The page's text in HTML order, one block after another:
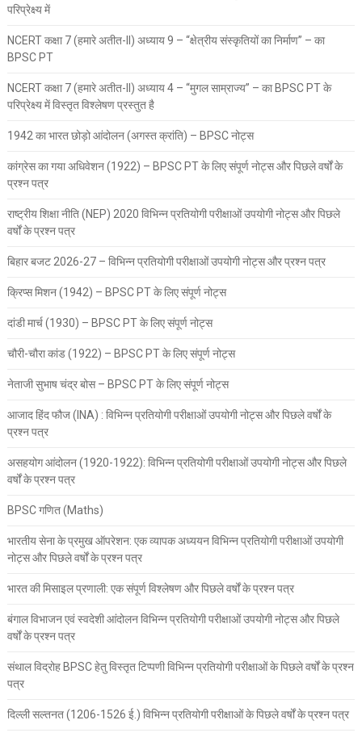
परिप्रेक्ष्य में
NCERT कक्षा 7 (हमारे अतीत-II) अध्याय 9 – “क्षेत्रीय संस्कृतियों का निर्माण” – का
BPSC PT
NCERT कक्षा 7 (हमारे अतीत-II) अध्याय 4 – “मुगल साम्राज्य” – का BPSC PT के
परिप्रेक्ष्य में विस्तृत विश्लेषण प्रस्तुत है
1942 का भारत छोड़ो आंदोलन (अगस्त क्रांति) – BPSC नोट्स
कांग्रेस का गया अधिवेशन (1922) – BPSC PT के लिए संपूर्ण नोट्स और पिछले वर्षों के
प्रश्न पत्र
राष्ट्रीय शिक्षा नीति (NEP) 2020 विभिन्न प्रतियोगी परीक्षाओं उपयोगी नोट्स और पिछले
वर्षों के प्रश्न पत्र
बिहार बजट 2026-27 – विभिन्न प्रतियोगी परीक्षाओं उपयोगी नोट्स और प्रश्न पत्र
क्रिप्स मिशन (1942) – BPSC PT के लिए संपूर्ण नोट्स
दांडी मार्च (1930) – BPSC PT के लिए संपूर्ण नोट्स
चौरी-चौरा कांड (1922) – BPSC PT के लिए संपूर्ण नोट्स
नेताजी सुभाष चंद्र बोस – BPSC PT के लिए संपूर्ण नोट्स
आजाद हिंद फौज (INA) : विभिन्न प्रतियोगी परीक्षाओं उपयोगी नोट्स और पिछले वर्षों के
प्रश्न पत्र
असहयोग आंदोलन (1920-1922): विभिन्न प्रतियोगी परीक्षाओं उपयोगी नोट्स और पिछले
वर्षों के प्रश्न पत्र
BPSC गणित (Maths)
भारतीय सेना के प्रमुख ऑपरेशन: एक व्यापक अध्ययन विभिन्न प्रतियोगी परीक्षाओं उपयोगी
नोट्स और पिछले वर्षों के प्रश्न पत्र
भारत की मिसाइल प्रणाली: एक संपूर्ण विश्लेषण और पिछले वर्षों के प्रश्न पत्र
बंगाल विभाजन एवं स्वदेशी आंदोलन विभिन्न प्रतियोगी परीक्षाओं उपयोगी नोट्स और पिछले
वर्षों के प्रश्न पत्र
संथाल विद्रोह BPSC हेतु विस्तृत टिप्पणी विभिन्न प्रतियोगी परीक्षाओं के पिछले वर्षों के प्रश्न
पत्र
दिल्ली सल्तनत (1206-1526 ई.) विभिन्न प्रतियोगी परीक्षाओं के पिछले वर्षों के प्रश्न पत्र